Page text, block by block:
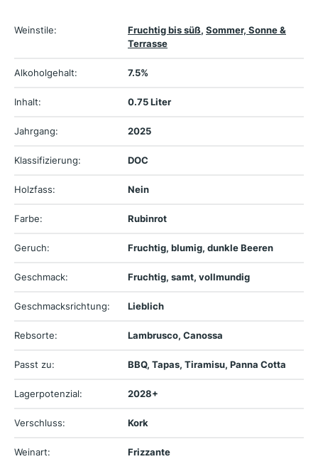
Weinstile: Fruchtig bis süß, Sommer, Sonne &
Terrasse
Alkoholgehalt: 7.5%
Inhalt: 0.75 Liter
Jahrgang: 2025
Klassifizierung: DOC
Holzfass: Nein
Farbe: Rubinrot
Geruch: Fruchtig, blumig, dunkle Beeren
Geschmack: Fruchtig, samt, vollmundig
Geschmacksrichtung: Lieblich
Rebsorte: Lambrusco, Canossa
Passt zu: BBQ, Tapas, Tiramisu, Panna Cotta
Lagerpotenzial: 2028+
Verschluss: Kork
Weinart: Frizzante